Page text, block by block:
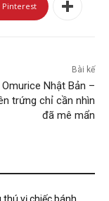
Pinterest
Bài kế
Nhật Bản –
trứng chỉ cần nhìn
đã mê mẩn